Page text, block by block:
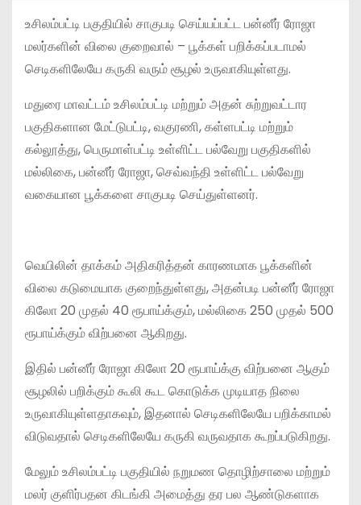
உசிலம்பட்டி பகுதியில் சாகுபடி செய்யப்பட்ட பன்னீர் ரோஜா
மலர்களின் விலை குறைவால் – பூக்கள் பறிக்கப்படாமல்
செடிகளிலேயே கருகி வரும் சூழல் உருவாகியுள்ளது.
மதுரை மாவட்டம் உசிலம்பட்டி மற்றும் அதன் சுற்றுவட்டார
பகுதிகளான மேட்டுபட்டி, வகுரணி, கள்ளபட்டி மற்றும்
கல்லூத்து, பெருமாள்பட்டி உள்ளிட்ட பல்வேறு பகுதிகளில்
மல்லிகை, பன்னீர் ரோஜா, செவ்வந்தி உள்ளிட்ட பல்வேறு
வகையான பூக்களை சாகுபடி செய்துள்ளனர்.
வெயிலின் தாக்கம் அதிகரித்தன் காரணமாக பூக்களின்
விலை கடுமையாக குறைந்துள்ளது, அதன்படி பன்னீர் ரோஜா
கிலோ 20 முதல் 40 ரூபாய்க்கும், மல்லிகை 250 முதல் 500
ரூபாய்க்கும் விற்பனை ஆகிறது.
இதில் பன்னீர் ரோஜா கிலோ 20 ரூபாய்க்கு விற்பனை ஆகும்
சூழலில் பறிக்கும் கூலி கூட கொடுக்க முடியாத நிலை
உருவாகியுள்ளதாகவும், இதனால் செடிகளிலேயே பறிக்காமல்
விடுவதால் செடிகளிலேயே கருகி வருவதாக கூறப்படுகிறது.
மேலும் உசிலம்பட்டி பகுதியில் நறுமண தொழிற்சாலை மற்றும்
மலர் குளிர்பதன கிடங்கி அமைத்து தர பல ஆண்டுகளாக